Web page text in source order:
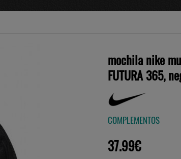
mochila nike
FUTURA 365,
COMPLEMENTOS
37.99€